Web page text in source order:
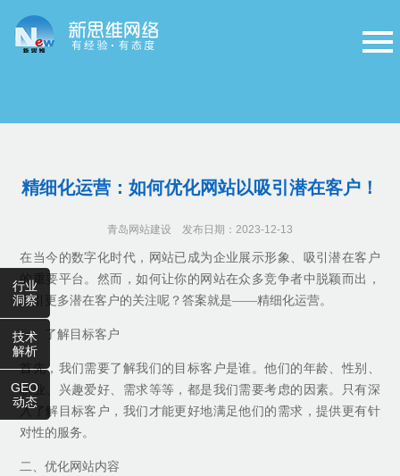
精细化运营：如何优化网站以吸引潜在客户！
青岛网站建设 发布日期：2023-12-13
在当今的数字化时代，网站已成为企业展示形象、吸引潜在客户
的重要平台。然而，如何让你的网站在众多竞争者中脱颖而出，
吸引更多潜在客户的关注呢？答案就是——精细化运营。
一、了解目标客户
首先，我们需要了解我们的目标客户是谁。他们的年龄、性别、
职业、兴趣爱好、需求等等，都是我们需要考虑的因素。只有深
入了解目标客户，我们才能更好地满足他们的需求，提供更有针
对性的服务。
二、优化网站内容
行业
洞察
技术
解析
GEO
动态